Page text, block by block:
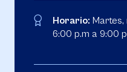
Horario: Martes,
6:00 p.m a 9:00